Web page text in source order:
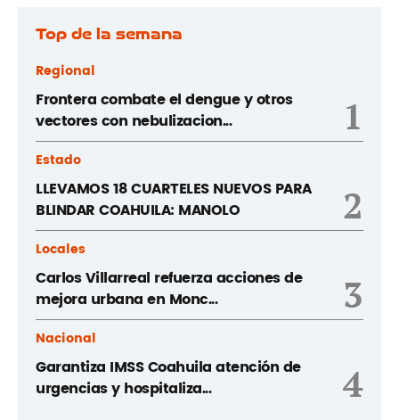
Top de la semana
Regional
Frontera combate el dengue y otros
vectores con nebulizacion...
1
Estado
LLEVAMOS 18 CUARTELES NUEVOS PARA
BLINDAR COAHUILA: MANOLO
2
Locales
Carlos Villarreal refuerza acciones de
mejora urbana en Monc...
3
Nacional
Garantiza IMSS Coahuila atención de
urgencias y hospitaliza...
4